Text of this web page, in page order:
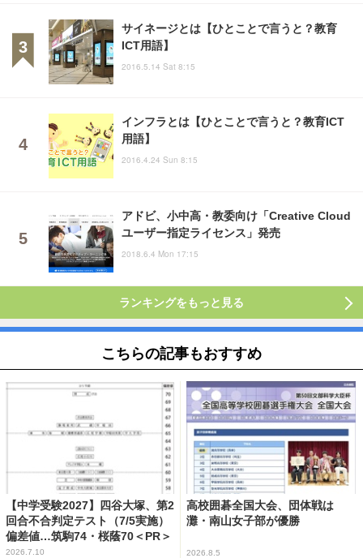
サイネージとは【ひとことで言うと？教育
ICT用語】
2016.5.14 Sat 8:15
インフラとは【ひとことで言うと？教育ICT
用語】
2016.4.24 Sun 8:15
アドビ、小中高・教委向け「Creative Cloud
ユーザー指定ライセンス」発売
2018.6.4 Mon 17:15
ランキングをもっと見る
こちらの記事もおすすめ
【中学受験2027】四谷大塚、第2
回合不合判定テスト（7/5実施）
偏差値…筑駒74・桜蔭70＜PR＞
2026.7.10
高校囲碁全国大会、団体戦は
灘・南山女子部が優勝
2026.8.5